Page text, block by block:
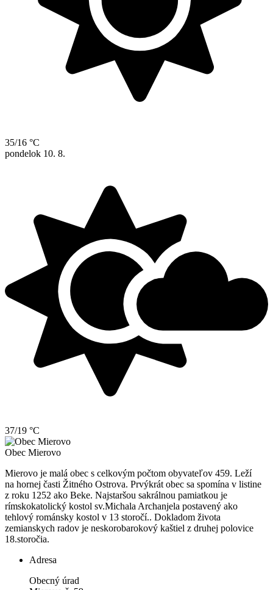
35/16 °C
pondelok 10. 8.
37/19 °C
Obec Mierovo
Mierovo je malá obec s celkovým počtom obyvateľov 459. Leží
na hornej časti Žitného Ostrova. Prvýkrát obec sa spomína v listine
z roku 1252 ako Beke. Najstaršou sakrálnou pamiatkou je
rímskokatolický kostol sv.Michala Archanjela postavený ako
tehlový románsky kostol v 13 storočí.. Dokladom života
zemianskych radov je neskorobarokový kaštiel z druhej polovice
18.storočia.
Adresa
Obecný úrad